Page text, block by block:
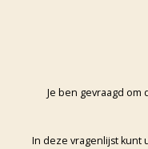
Je ben gevraagd om
In deze vragenlijst kunt